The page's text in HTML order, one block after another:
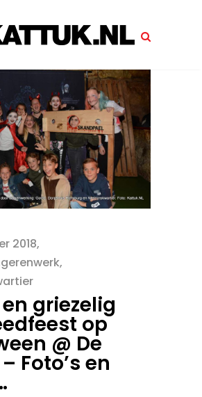
2018
,
griezelig
op
@ De
Foto’s en